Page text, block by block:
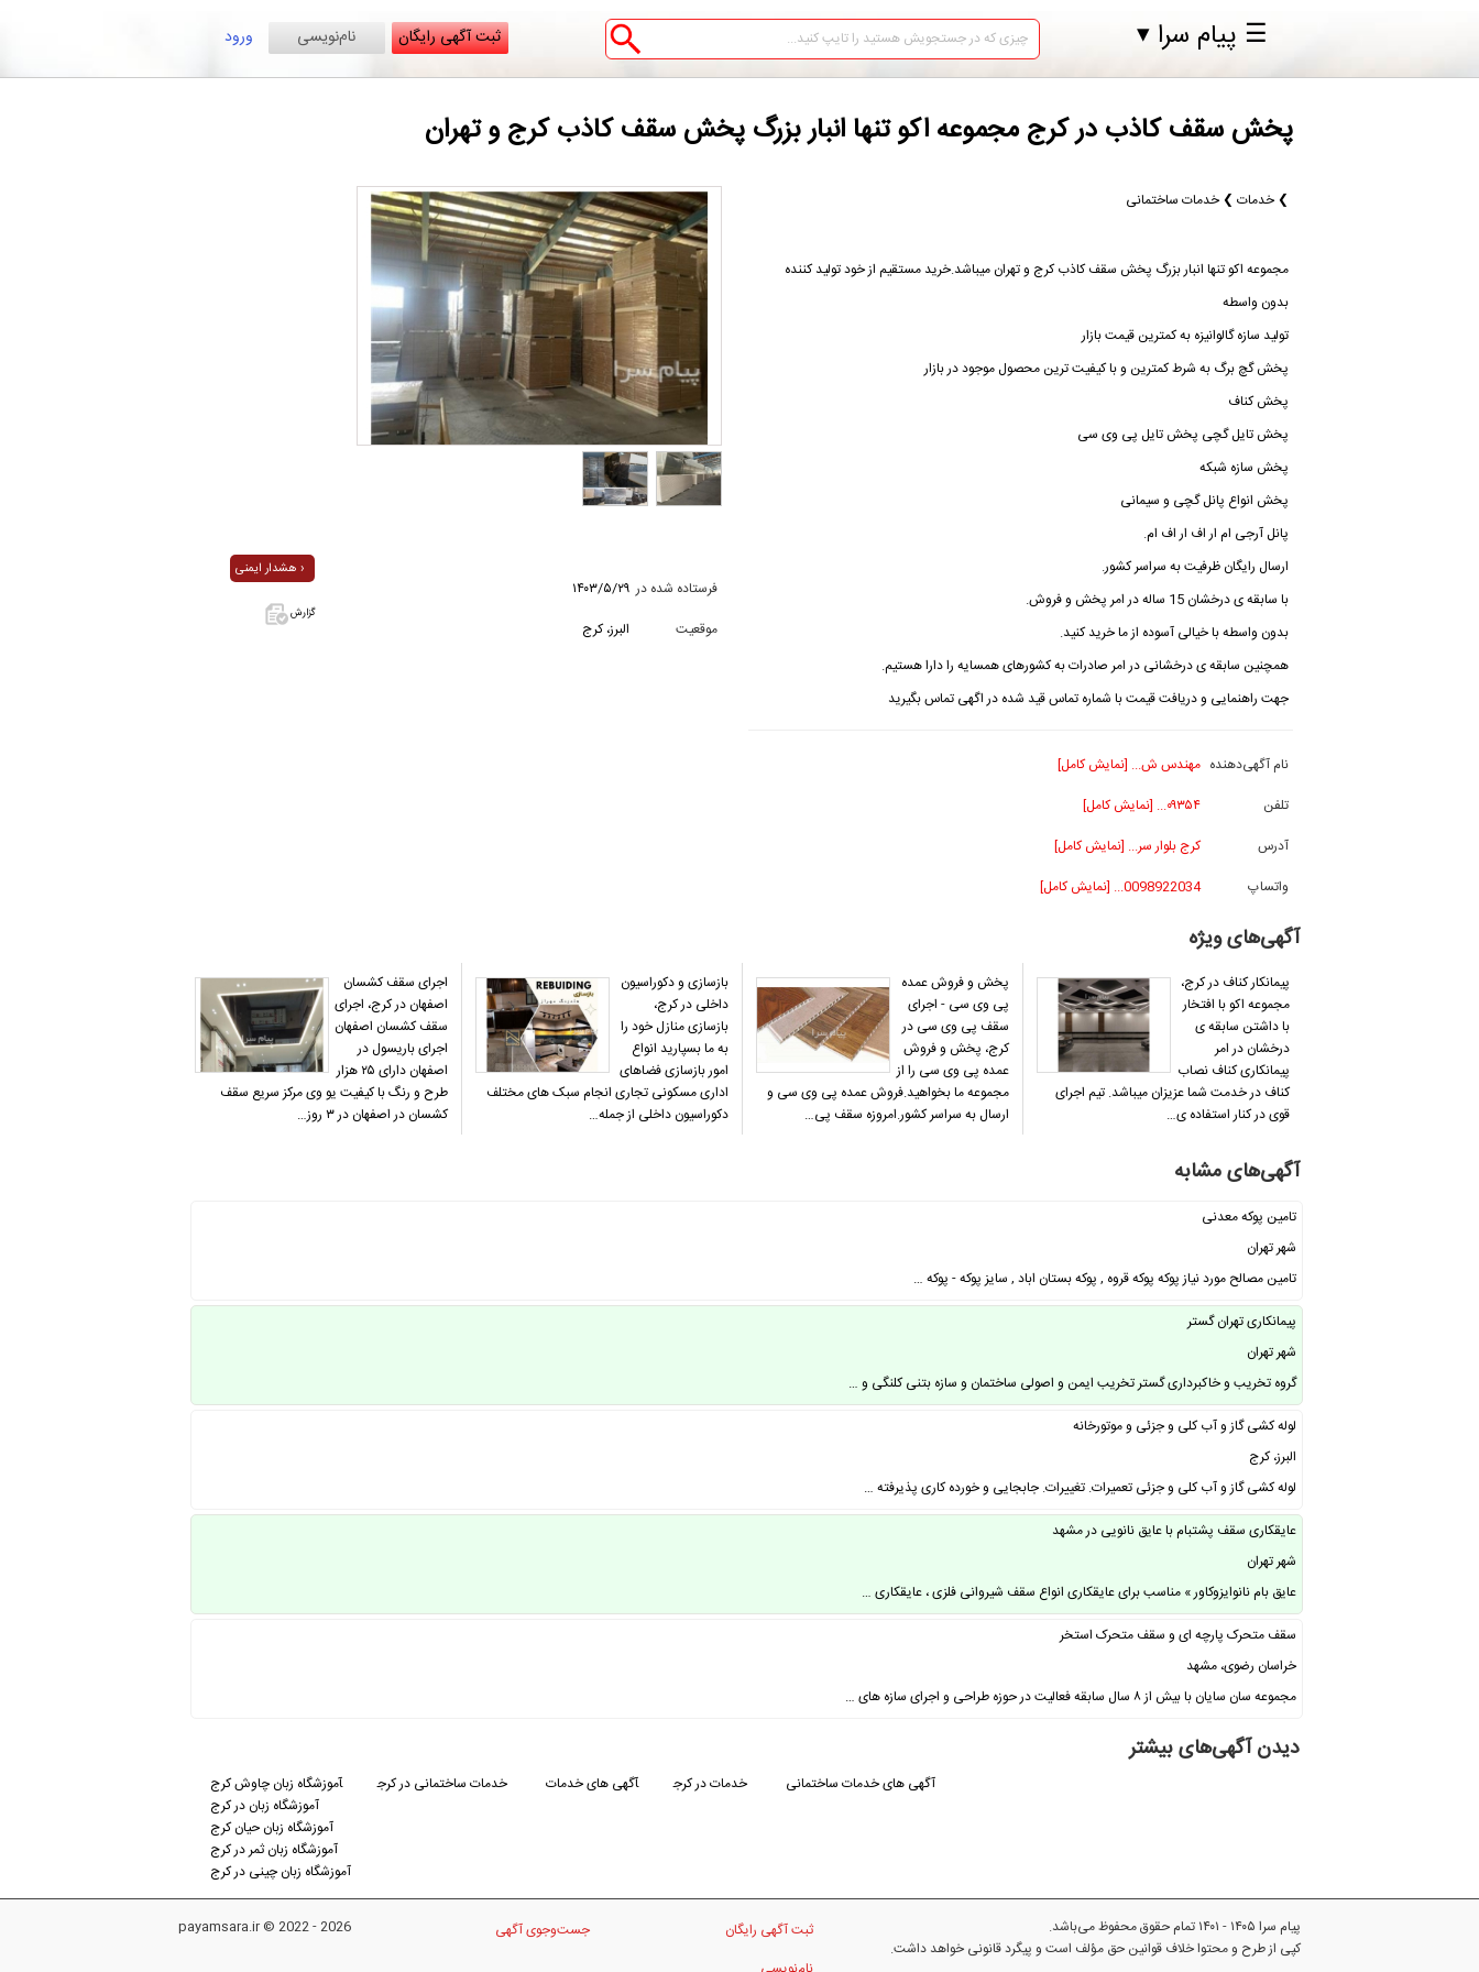
☰ پیام سرا ▾ ورود نام‌نویسی ثبت آگهی رایگان
پخش سقف کاذب در کرج مجموعه اکو تنها انبار بزرگ پخش سقف کاذب کرج و تهران
❯ خدمات ❯ خدمات ساختمانی
مجموعه اکو تنها انبار بزرگ پخش سقف کاذب کرج و تهران میباشد‌.خرید مستقیم از خود تولید کننده
بدون واسطه
تولید سازه گالوانیزه به کمترین قیمت بازار
پخش گچ برگ به شرط کمترین و با کیفیت ترین محصول موجود در بازار
پخش کناف
پخش تایل گچی پخش تایل پی وی سی
پخش سازه شبکه
پخش انواع پانل گچی و سیمانی
پانل آرجی ام ار اف ار اف ام.
ارسال رایگان ظرفیت به سراسر کشور.
با سابقه ی درخشان 15 ساله در امر پخش و فروش.
بدون واسطه با خیالی آسوده از ما خرید کنید.
همچنین سابقه ی درخشانی در امر صادرات به کشورهای همسایه را دارا هستیم‌.
جهت راهنمایی و دریافت قیمت با شماره تماس قید شده در اگهی تماس بگیرید
نام آگهی‌دهنده مهندس ش... [نمایش کامل]
تلفن
۰۹۳۵۴... [نمایش کامل]
آدرس
کرج بلوار سر... [نمایش کامل]
واتساپ
0098922034... [نمایش کامل]
هشدار ایمنی ›
گزارش
فرستاده شده در ۱۴۰۳/۵/۲۹
موقعیت
البرز، کرج
آگهی‌های ویژه
پیمانکار کناف در کرج،
مجموعه اکو با افتخار
با داشتن سابقه ی
درخشان در امر
پیمانکاری کناف نصاب
کناف در خدمت شما عزیزان میباشد. تیم اجرای
قوی در کنار استفاده ی…
پخش و فروش عمده
پی وی سی - اجرای
سقف پی وی سی در
کرج، پخش و فروش
عمده پی وی سی را از
مجموعه ما بخواهید‌.فروش عمده پی وی سی و
ارسال به سراسر کشور‌.امروزه سقف پی…
بازسازی و دکوراسیون
داخلی در کرج،
بازسازی منازل خود را
به ما بسپارید انواع
امور بازسازی فضاهای
اداری مسکونی تجاری انجام سبک های مختلف
دکوراسیون داخلی از جمله…
اجرای سقف کشسان
اصفهان در کرج، اجرای
سقف کشسان اصفهان
اجرای باریسول در
اصفهان دارای ۲۵ هزار
طرح و رنگ با کیفیت یو وی مرکز سریع سقف
کشسان در اصفهان در ۳ روز…
آگهی‌های مشابه
تامین پوکه معدنی
شهر تهران
تامین مصالح مورد نیاز پوکه پوکه قروه , پوکه بستان اباد , سایز پوکه - پوکه …
پیمانکاری تهران گستر
شهر تهران
گروه تخریب و خاکبرداری گستر تخریب ایمن و اصولی ساختمان و سازه بتنی کلنگی و …
لوله کشی گاز و آب کلی و جزئی و موتورخانه
البرز، کرج
لوله کشی گاز و آب کلی و جزئی تعمیرات. تغییرات. جابجایی و خورده کاری پذیرفته …
عایقکاری سقف پشتبام با عایق نانویی در مشهد
شهر تهران
عایق بام نانوایزوکاور » مناسب برای عایقکاری انواع سقف شیروانی فلزی ، عایقکاری …
سقف متحرک پارچه ای و سقف متحرک استخر
خراسان رضوی، مشهد
مجموعه سان سایان با بیش از ۸ سال سابقه فعالیت در حوزه طراحی و اجرای سازه های …
دیدن آگهی‌های بیشتر
آگهی های خدمات ساختمانی خدمات در کرج آگهی های خدمات خدمات ساختمانی در کرج
آموزشگاه زبان چاوش کرج
آموزشگاه زبان در کرج
آموزشگاه زبان حیان کرج
آموزشگاه زبان ثمر در کرج
آموزشگاه زبان چینی در کرج
پیام سرا ۱۴۰۵ - ۱۴۰۱ تمام حقوق محفوظ می‌باشد.
کپی از طرح و محتوا خلاف قوانین حق مؤلف است و پیگرد قانونی خواهد داشت.
ثبت آگهی رایگان
جست‌وجوی آگهی payamsara.ir © 2022 - 2026